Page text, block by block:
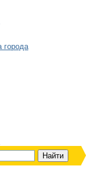
города